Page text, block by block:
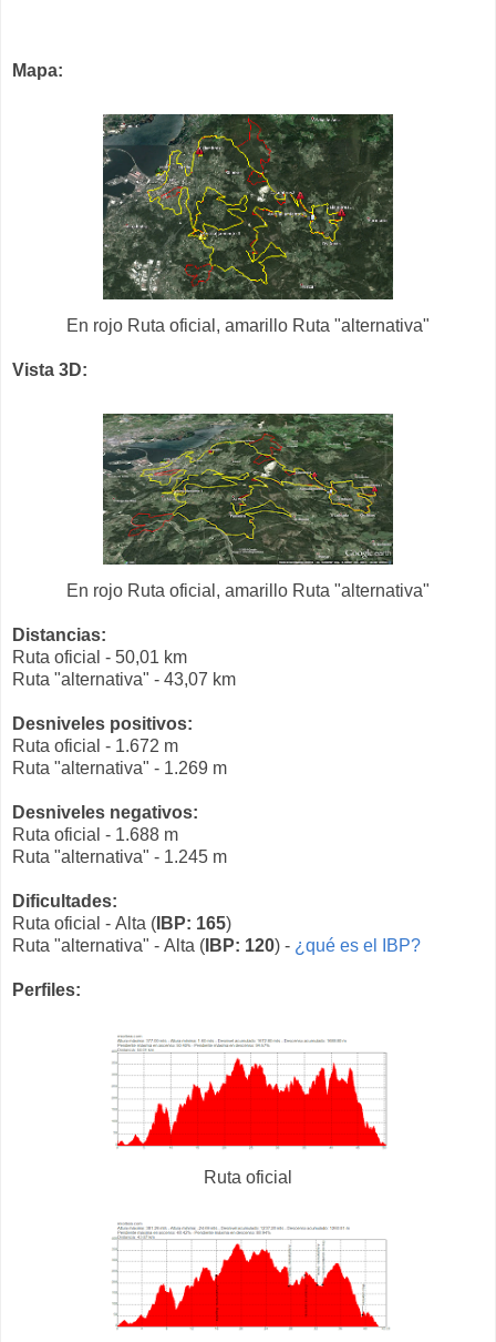
Mapa:
En rojo Ruta oficial, amarillo Ruta "alternativa"
Vista 3D:
En rojo Ruta oficial, amarillo Ruta "alternativa"
Distancias:
Ruta oficial - 50,01 km
Ruta "alternativa" - 43,07 km
Desniveles positivos:
Ruta oficial - 1.672 m
Ruta "alternativa" - 1.269 m
Desniveles negativos:
Ruta oficial - 1.688 m
Ruta "alternativa" - 1.245 m
Dificultades:
Ruta oficial - Alta ( IBP: 165)
Ruta "alternativa" - Alta ( IBP: 120) - ¿qué es el IBP?
Perfiles:
Ruta oficial